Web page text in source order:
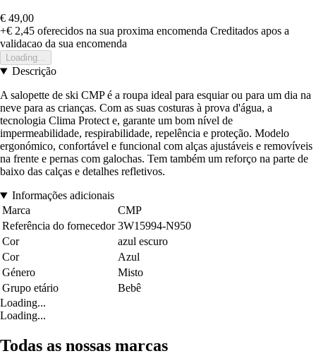
€ 49,00
+€ 2,45 oferecidos na sua proxima encomenda Creditados apos a
validacao da sua encomenda
Loading...
Descrição
A salopette de ski CMP é a roupa ideal para esquiar ou para um dia na
neve para as crianças. Com as suas costuras à prova d'água, a
tecnologia Clima Protect e, garante um bom nível de
impermeabilidade, respirabilidade, repelência e proteção. Modelo
ergonómico, confortável e funcional com alças ajustáveis e removíveis
na frente e pernas com galochas. Tem também um reforço na parte de
baixo das calças e detalhes refletivos.
Informações adicionais
Marca
CMP
Referência do fornecedor 3W15994-N950
Cor
azul escuro
Cor
Azul
Género
Misto
Grupo etário
Bebê
Loading...
Loading...
Todas as nossas marcas